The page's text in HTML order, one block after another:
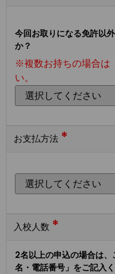
今回お取りになる免許以
か？
※複数お持ちの場合は
い。
お支払方法 *
入校人数 *
2名以上の申込の場合は
名・電話番号」をご記入く